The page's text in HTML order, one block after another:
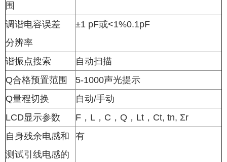
围
调谐电容误差
分辨率
±1 pF或<1%0.1pF
谐振点搜索
自动扫描
Q合格预置范围
5-1000声光提示
Q量程切换
自动/手动
LCD显示参数
F，L，C，Q，Lt，Ct, tn, Σr
自身残余电感和
测试引线电感的
有